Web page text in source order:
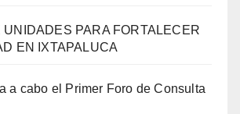
UNIDADES PARA FORTALECER
EN IXTAPALUCA
a cabo el Primer Foro de Consulta